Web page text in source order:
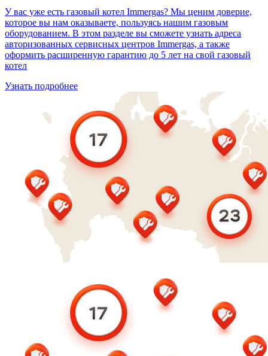
У вас уже есть газовый котел Immergas? Мы ценим доверие,
которое вы нам оказываете, пользуясь нашим газовым
оборудованием. В этом разделе вы сможете узнать адреса
авторизованных сервисных центров Immergas, а также
оформить расширенную гарантию до 5 лет на свой газовый
котел
Узнать подробнее